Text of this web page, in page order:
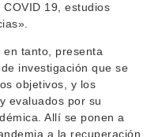
19, estudios
en tanto, presenta
investigación que se
objetivos, y los
evaluados por su
Allí se ponen a
a la recuperación